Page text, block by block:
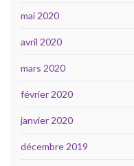
mai 2020
avril 2020
mars 2020
février 2020
janvier 2020
décembre 2019